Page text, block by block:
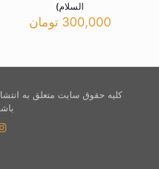
السلام)
300,000 تومان
کلیه حقوق سایت متعلق به